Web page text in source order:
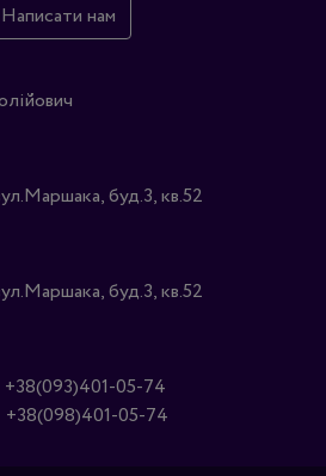
Написати нам
буд.3, кв.52
буд.3, кв.52
+38(093)401-05-74
+38(098)401-05-74